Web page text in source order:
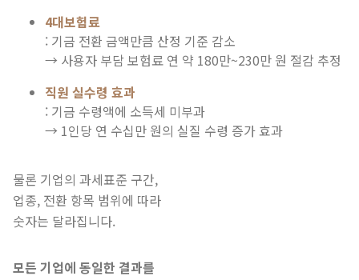
4대보험료
: 기금 전환 금액만큼 산정 기준 감소
→ 사용자 부담 보험료 연 약 180만~230만 원 절감 추정
직원 실수령 효과
: 기금 수령액에 소득세 미부과
→ 1인당 연 수십만 원의 실질 수령 증가 효과
물론 기업의 과세표준 구간,
업종, 전환 항목 범위에 따라
숫자는 달라집니다.
모든 기업에 동일한 결과를